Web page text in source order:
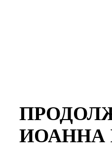
ИОАННА